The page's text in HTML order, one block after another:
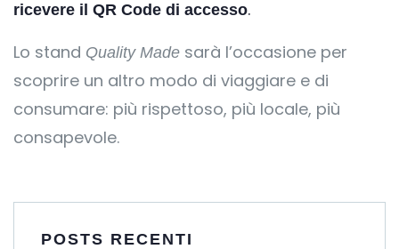
ricevere il QR Code di accesso.
Lo stand Quality Made sarà l’occasione per
scoprire un altro modo di viaggiare e di
consumare: più rispettoso, più locale, più
consapevole.
POSTS RECENTI